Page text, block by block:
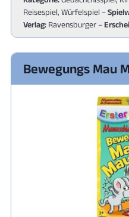
Reisespiel, Würfelspiel –
Verlag: Ravensburger –
Bewegungs Mau